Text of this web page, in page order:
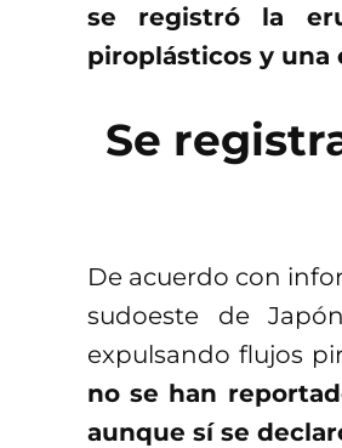
se registró la
piroplásticos y una
Se
De acuerdo con
sudoeste de
expulsando flujos
no se han
aunque sí se